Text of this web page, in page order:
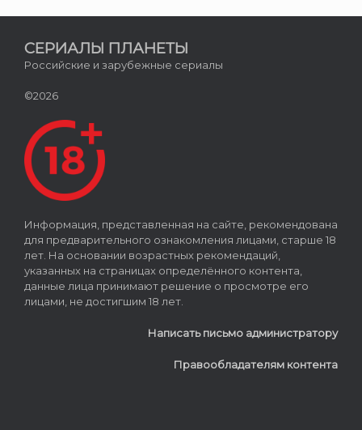
СЕРИАЛЫ ПЛАНЕТЫ
Российские и зарубежные сериалы
©2026
Информация, представленная на сайте, рекомендована
для предварительного ознакомления лицами, старше 18
лет. На основании возрастных рекомендаций,
указанных на страницах определённого контента,
данные лица принимают решение о просмотре его
лицами, не достигшим 18 лет.
Написать письмо администратору
Правообладателям контента